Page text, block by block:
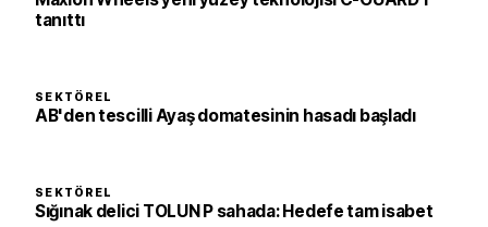
tanıttı
SEKTÖREL
AB'den tescilli Ayaş domatesinin hasadı başladı
SEKTÖREL
Sığınak delici TOLUN P sahada: Hedefe tam isabet